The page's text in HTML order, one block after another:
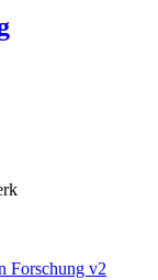
Forschung v2